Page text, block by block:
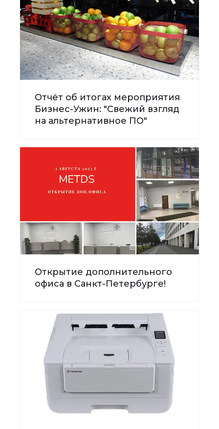
Отчёт об итогах мероприятия
Бизнес-Ужин: "Свежий взгляд
на альтернативное ПО"
Открытие дополнительного
офиса в Санкт-Петербурге!